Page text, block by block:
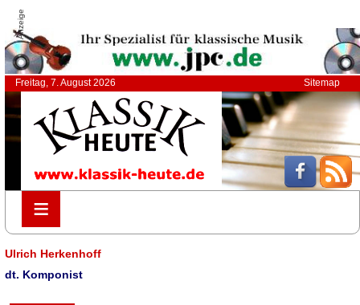
Anzeige
Freitag, 7. August 2026 Sitemap
≡
≡
Ulrich Herkenhoff
dt. Komponist